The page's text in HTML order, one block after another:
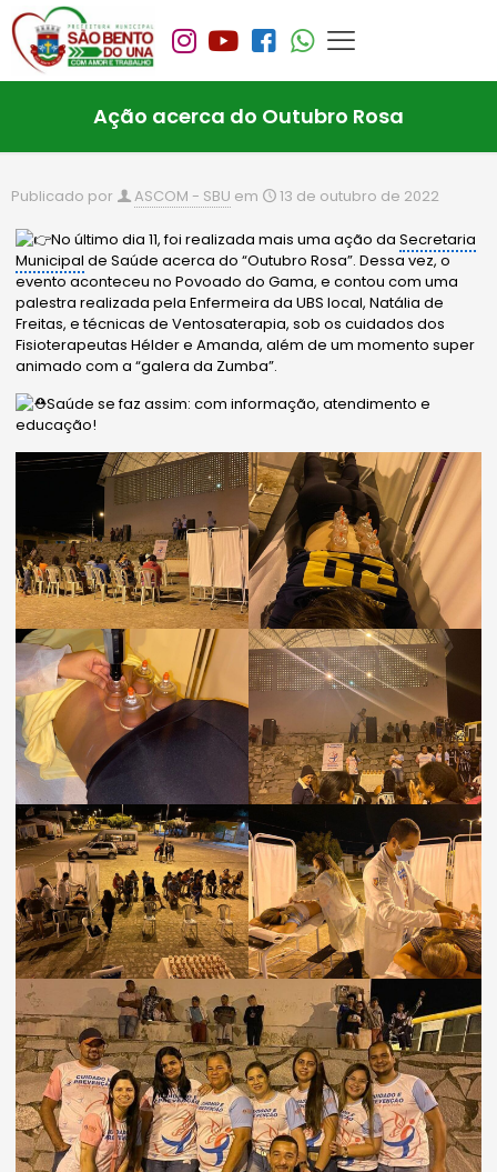
Ação acerca do Outubro Rosa
Publicado por ASCOM - SBU em 13 de outubro de 2022
No último dia 11, foi realizada mais uma ação daSecretaria
Municipal de Saúde acerca do “Outubro Rosa”. Dessa vez, o
evento aconteceu no Povoado do Gama, e contou com uma
palestra realizada pela Enfermeira da UBS local, Natália de
Freitas, e técnicas de Ventosaterapia, sob os cuidados dos
Fisioterapeutas Hélder e Amanda, além de um momento super
animado com a “galera da Zumba”.
Saúde se faz assim: com informação, atendimento e
educação!